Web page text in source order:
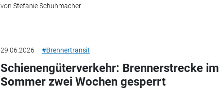
von Stefanie Schuhmacher
29.06.2026 #Brennertransit
Schienengüterverkehr: Brennerstrecke im
Sommer zwei Wochen gesperrt